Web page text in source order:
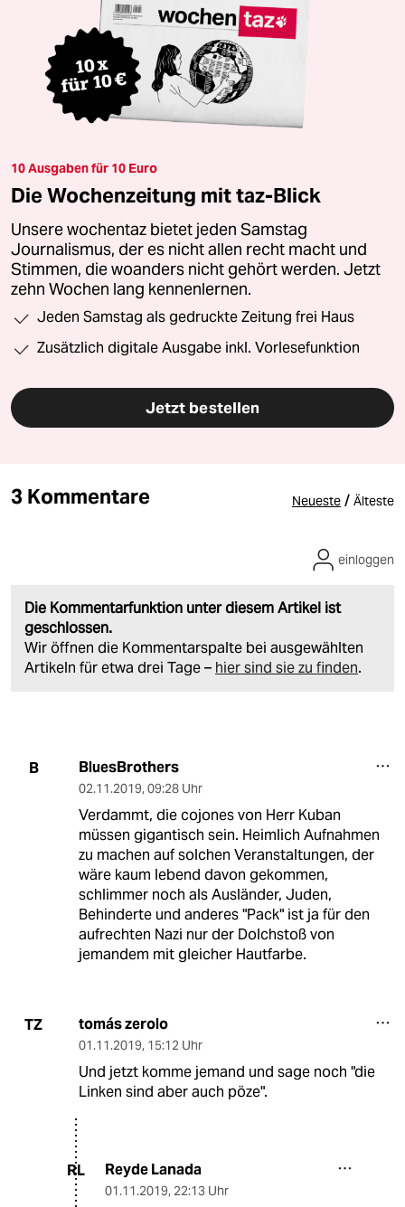
10 Ausgaben für 10 Euro
Die Wochenzeitung mit taz-Blick
Unsere wochentaz bietet jeden Samstag
Journalismus, der es nicht allen recht macht und
Stimmen, die woanders nicht gehört werden. Jetzt
zehn Wochen lang kennenlernen.
Jeden Samstag als gedruckte Zeitung frei Haus
Zusätzlich digitale Ausgabe inkl. Vorlesefunktion
Jetzt bestellen
3 Kommentare Neueste / Älteste
Die Kommentarfunktion unter diesem Artikel ist
geschlossen.
Wir öffnen die Kommentarspalte bei ausgewählten
Artikeln für etwa drei Tage – hier sind sie zu finden.
einloggen
B BluesBrothers
02.11.2019, 09:28 Uhr
Verdammt, die cojones von Herr Kuban
müssen gigantisch sein. Heimlich Aufnahmen
zu machen auf solchen Veranstaltungen, der
wäre kaum lebend davon gekommen,
schlimmer noch als Ausländer, Juden,
Behinderte und anderes "Pack" ist ja für den
aufrechten Nazi nur der Dolchstoß von
jemandem mit gleicher Hautfarbe.
TZ tomás zerolo
01.11.2019, 15:12 Uhr
Und jetzt komme jemand und sage noch "die
Linken sind aber auch pöze".
RL Reyde Lanada
01.11.2019, 22:13 Uhr